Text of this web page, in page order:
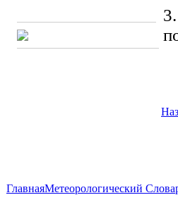
ГлавнаяМетеорологический